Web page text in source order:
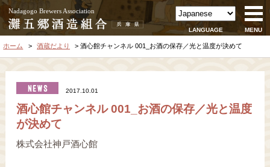
Nadagogo Brewers Association
LANGUAGE MENU
ホーム 酒蔵だより 酒心館チャンネル 001_お酒の保存／光と温度が決めて
2017.10.01
酒心館チャンネル 001_お酒の保存／光と温度
が決めて
株式会社神戸酒心館